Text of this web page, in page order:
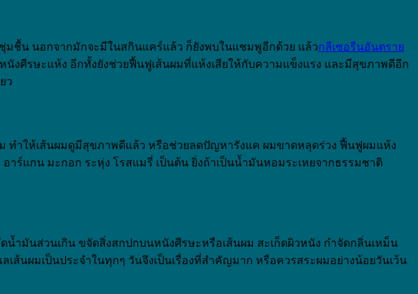
ชื้น นอกจากมักจะมีในสกินแคร์แล้ว ก็ยังพบในแชมพูอีกด้วย แล้วกลีเซอรีนอันตราย
งศีรษะแห้ง อีกทั้งยังช่วยฟื้นฟูเส้นผมที่แห้งเสียให้กับความแข็งแรง และมีสุขภาพดีอีก
ว
ำให้เส้นผมดูมีสุขภาพดีแล้ว หรือช่วยลดปัญหารังแค ผมขาดหลุดร่วง ฟื้นฟูผมแห้ง
ร์แกน มะกอก ระหุ่ง โรสแมรี่ เป็นต้น ยิ่งถ้าเป็นน้ำมันหอมระเหยจากธรรมชาติ
มันส่วนเกิน ขจัดสิ่งสกปกบนหนังศีรษะหรือเส้นผม สะเก็ดผิวหนัง กำจัดกลิ่นเหม็น
ส้นผมเป็นประจำในทุกๆ วันจึงเป็นเรื่องที่สำคัญมาก หรือควรสระผมอย่างน้อยวันเว้น